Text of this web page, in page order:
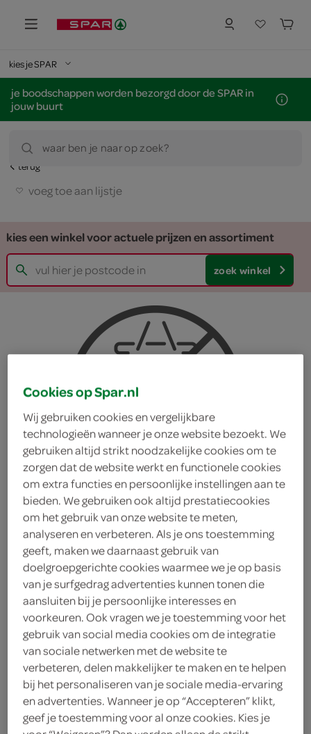
kies je SPAR
je boodschappen worden bezorgd door de SPAR in
jouw buurt
waar ben je naar op zoek?
terug
voeg toe aan lijstje
kies een winkel voor actuele prijzen en assortiment
zoek winkel
Vis Marine zalm gerookte
Schotse
Vis Marine
100 Gram
Let op: aanbiedingen zijn niet zichtbaar bij de
Cookies op Spar.nl
Wij gebruiken cookies en vergelijkbare
technologieën wanneer je onze website bezoekt. We
gebruiken altijd strikt noodzakelijke cookies om te
zorgen dat de website werkt en functionele cookies
om extra functies en persoonlijke instellingen aan te
bieden. We gebruiken ook altijd prestatiecookies
om het gebruik van onze website te meten,
analyseren en verbeteren. Als je ons toestemming
geeft, maken we daarnaast gebruik van
doelgroepgerichte cookies waarmee we je op basis
van je surfgedrag advertenties kunnen tonen die
aansluiten bij je persoonlijke interesses en
voorkeuren. Ook vragen we je toestemming voor het
gebruik van social media cookies om de integratie
van sociale netwerken met de website te
verbeteren, delen makkelijker te maken en te helpen
bij het personaliseren van je sociale media-ervaring
en advertenties. Wanneer je op “Accepteren” klikt,
geef je toestemming voor al onze cookies. Kies je